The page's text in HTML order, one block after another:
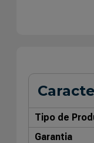
Tipo de
Garantia